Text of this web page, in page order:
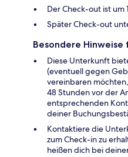
Der Check-out ist um
Später Check-out
Besondere Hinweise
Diese Unterkunft
(eventuell gegen
vereinbaren
48 Stunden vor der
entsprechenden
deiner
Kontaktiere die
zum Check-in zu
heißen dich bei